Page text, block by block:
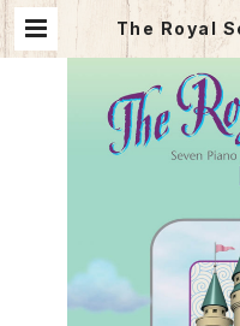
The Royal
ン〜トランプ
ア・ラ・カ